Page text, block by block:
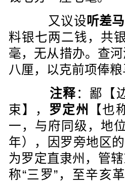
又议设听差
料银七两二钱，共
毫，无从措办。查
八厘，以克前项俸
注释：鄙【
束】， 罗定州
【也
一，与府同级，地
年），因罗旁地区
为罗定直隶州，管
称“三罗”，至辛亥